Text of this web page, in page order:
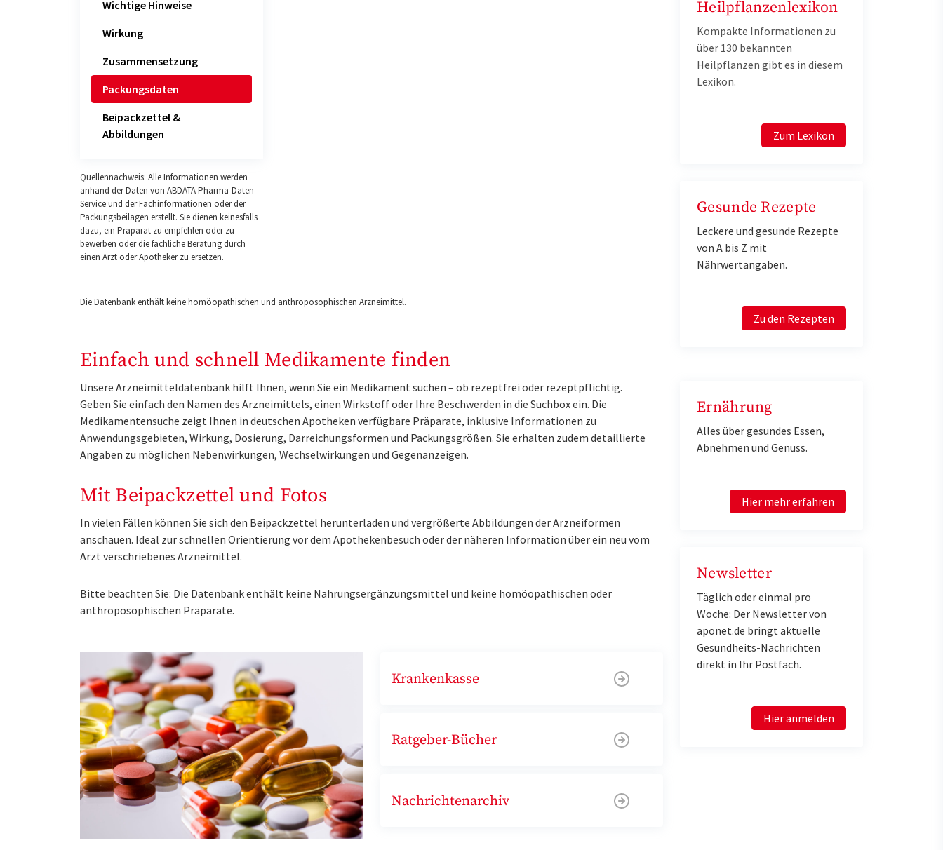
Wichtige Hinweise
Wirkung
Zusammensetzung
Packungsdaten
Beipackzettel &
Abbildungen
Quellennachweis: Alle Informationen werden
anhand der Daten von ABDATA Pharma-Daten-
Service und der Fachinformationen oder der
Packungsbeilagen erstellt. Sie dienen keinesfalls
dazu, ein Präparat zu empfehlen oder zu
bewerben oder die fachliche Beratung durch
einen Arzt oder Apotheker zu ersetzen.
Die Datenbank enthält keine homöopathischen und anthroposophischen Arzneimittel.
Einfach und schnell Medikamente finden
Unsere Arzneimitteldatenbank hilft Ihnen, wenn Sie ein Medikament suchen – ob rezeptfrei oder rezeptpflichtig.
Geben Sie einfach den Namen des Arzneimittels, einen Wirkstoff oder Ihre Beschwerden in die Suchbox ein. Die
Medikamentensuche zeigt Ihnen in deutschen Apotheken verfügbare Präparate, inklusive Informationen zu
Anwendungsgebieten, Wirkung, Dosierung, Darreichungsformen und Packungsgrößen. Sie erhalten zudem detaillierte
Angaben zu möglichen Nebenwirkungen, Wechselwirkungen und Gegenanzeigen.
Mit Beipackzettel und Fotos
In vielen Fällen können Sie sich den Beipackzettel herunterladen und vergrößerte Abbildungen der Arzneiformen
anschauen. Ideal zur schnellen Orientierung vor dem Apothekenbesuch oder der näheren Information über ein neu vom
Arzt verschriebenes Arzneimittel.
Bitte beachten Sie: Die Datenbank enthält keine Nahrungsergänzungsmittel und keine homöopathischen oder
anthroposophischen Präparate.
Krankenkasse
Ratgeber-Bücher
Nachrichtenarchiv
Heilpflanzenlexikon
Kompakte Informationen zu
über 130 bekannten
Heilpflanzen gibt es in diesem
Lexikon.
Zum Lexikon
Gesunde Rezepte
Leckere und gesunde Rezepte
von A bis Z mit
Nährwertangaben.
Zu den Rezepten
Ernährung
Alles über gesundes Essen,
Abnehmen und Genuss.
Hier mehr erfahren
Newsletter
Täglich oder einmal pro
Woche: Der Newsletter von
aponet.de bringt aktuelle
Gesundheits-Nachrichten
direkt in Ihr Postfach.
Hier anmelden